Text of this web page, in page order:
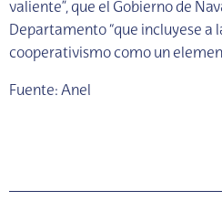
valiente”, que el Gobierno de
Departamento “que incluyese a
cooperativismo como un
Fuente: Anel